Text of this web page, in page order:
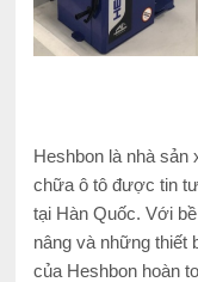
Heshbon là nhà sản
chữa ô tô được tin
tại Hàn Quốc. Với
nâng và những thiết
của Heshbon hoàn